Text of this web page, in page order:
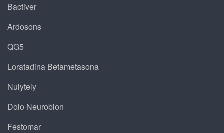
Bactiver
Ardosons
QG5
Loratadina Betametasona
Nulytely
Dolo Neurobion
Festomar